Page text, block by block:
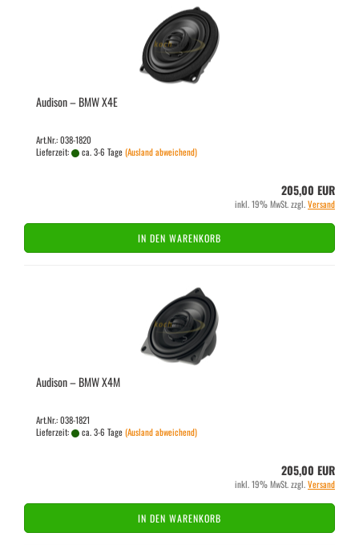
Audi­son – BMW X4E
Art.Nr.: 038-1820
Lieferzeit:
ca. 3-6 Tage(Ausland abweichend)
205,00 EUR
inkl. 19% MwSt. zzgl.Versand
IN DEN WARENKORB
Audi­son – BMW X4M
Art.Nr.: 038-1821
Lieferzeit:
ca. 3-6 Tage(Ausland abweichend)
205,00 EUR
inkl. 19% MwSt. zzgl.Versand
IN DEN WARENKORB